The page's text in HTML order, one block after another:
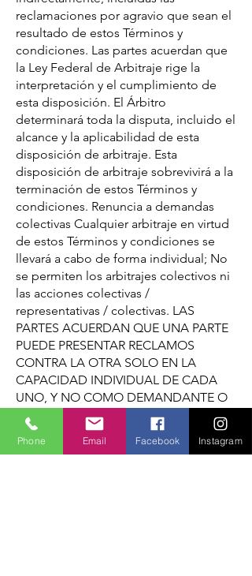
reclamaciones por agravio que sean el
resultado de estos Términos y
condiciones. Las partes acuerdan que
la Ley Federal de Arbitraje rige la
interpretación y el cumplimiento de
esta disposición. El Árbitro
determinará toda la disputa, incluido el
alcance y la aplicabilidad de esta
disposición de arbitraje. Esta
disposición de arbitraje sobrevivirá a la
terminación de estos Términos y
condiciones. Renuncia a demandas
colectivas Cualquier arbitraje en virtud
de estos Términos y condiciones se
llevará a cabo de forma individual; No
se permiten los arbitrajes colectivos ni
las acciones colectivas /
representativas / colectivas. LAS
PARTES ACUERDAN QUE UNA PARTE
PUEDE PRESENTAR RECLAMOS
CONTRA LA OTRA SOLO EN LA
CAPACIDAD INDIVIDUAL DE CADA
UNO, Y NO COMO DEMANDANTE O
MIEMBRO DE COLECTIVO EN
NINGÚN PROCEDIMIENTO DE CLASE
PUTATIVO, COLECTIVO Y / O
Phone Email Facebook Instagram